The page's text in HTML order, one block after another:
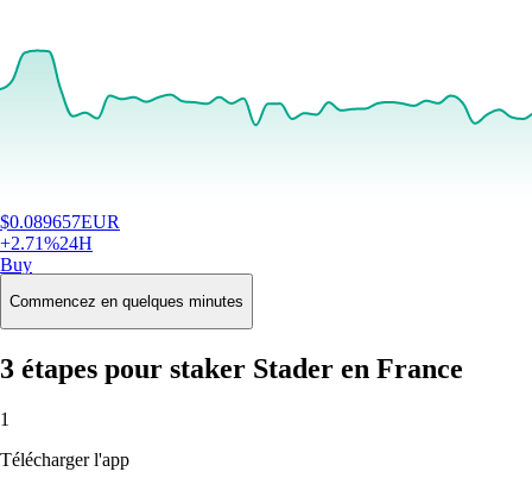
$0.089657EUR
+2.71%24H
Buy
Commencez en quelques minutes
3 étapes pour staker Stader en France
1
Télécharger l'app